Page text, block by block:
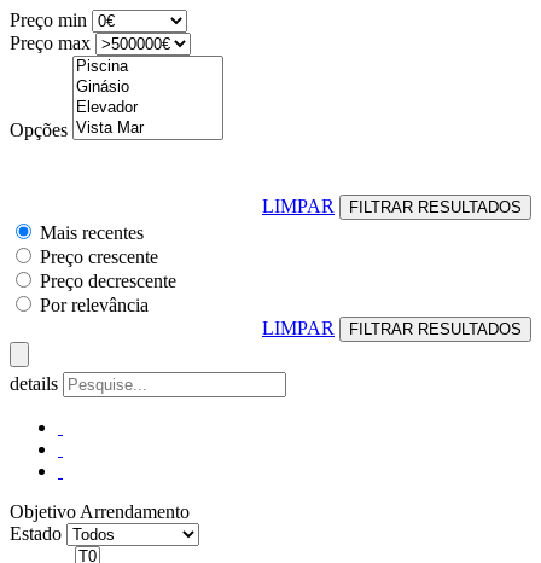
Preço min
Preço max
Opções
LIMPAR
Mais recentes
Preço crescente
Preço decrescente
Por relevância
LIMPAR
details
Objetivo Arrendamento
Estado